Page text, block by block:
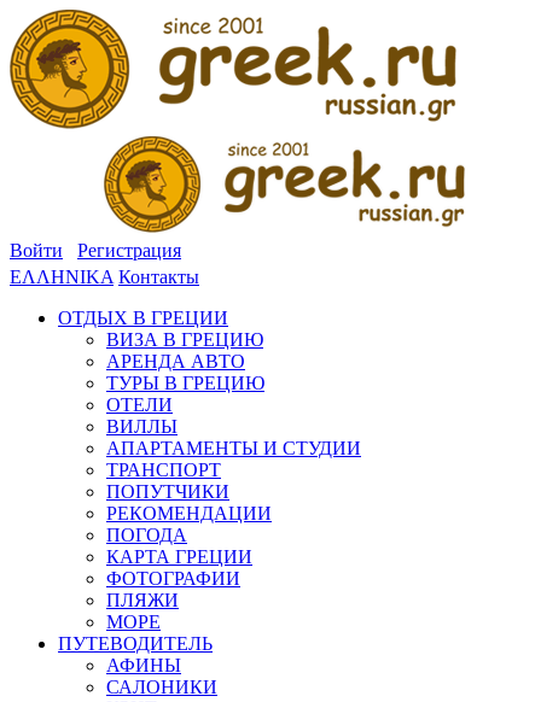
Войти
Регистрация
ΕΛΛΗΝΙΚΑ Контакты
ОТДЫХ В ГРЕЦИИ
ВИЗА В ГРЕЦИЮ
АРЕНДА АВТО
ТУРЫ В ГРЕЦИЮ
ОТЕЛИ
ВИЛЛЫ
АПАРТАМЕНТЫ И СТУДИИ
ТРАНСПОРТ
ПОПУТЧИКИ
РЕКОМЕНДАЦИИ
ПОГОДА
КАРТА ГРЕЦИИ
ФОТОГРАФИИ
ПЛЯЖИ
МОРЕ
ПУТЕВОДИТЕЛЬ
АФИНЫ
САЛОНИКИ